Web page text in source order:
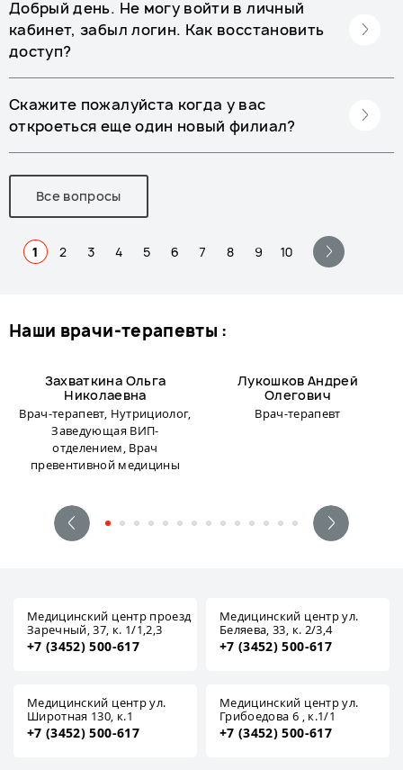
Добрый день. Не могу войти в личный
кабинет, забыл логин. Как восстановить
доступ?
Скажите пожалуйста когда у вас
откроеться еще один новый филиал?
Все вопросы
1 2 3 4 5 6 7 8 9 10
наши врачи-терапевты :
Захваткина Ольга
Николаевна
Врач-терапевт, Нутрициолог,
Заведующая ВИП-
отделением, Врач
превентивной медицины
Лукошков Андрей
Олегович
Врач-терапевт
Медицинский центр проезд
Заречный, 37, к. 1/1,2,3
+7 (3452) 500-617
Медицинский центр ул.
Беляева, 33, к. 2/3,4
+7 (3452) 500-617
Медицинский центр ул.
Широтная 130, к.1
+7 (3452) 500-617
Медицинский центр ул.
Грибоедова 6 , к.1/1
+7 (3452) 500-617